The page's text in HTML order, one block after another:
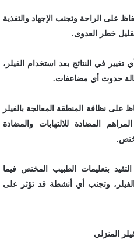
على الراحة وتجنب الإجهاد والتغذية
خطر العدوى.
تغيير في النتائج بعد استخدام الفيلر،
حدوث أي مضاعفات.
على نظافة المنطقة المعالجة بالفيلر
المضادة للالتهابات والمضادة
بتعليمات الطبيب المختص فيما
الفيلر، وتجنب أي أنشطة قد تؤثر على